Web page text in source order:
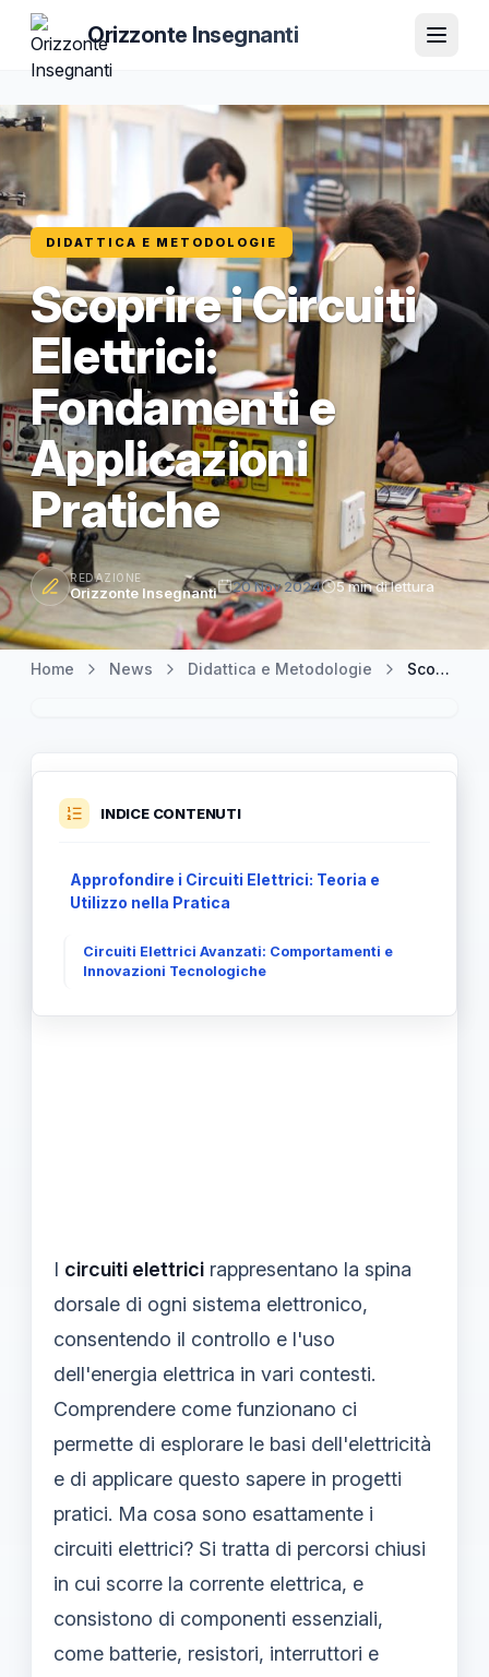
Orizzonte Insegnanti
DIDATTICA E METODOLOGIE
Scoprire i Circuiti
Elettrici:
Fondamenti e
Applicazioni
Pratiche
REDAZIONE
Orizzonte Insegnanti 20 Nov 2024 5 min di lettura
Home News Didattica e Metodologie Scoprire i Circuiti Elettrici: Fondamenti e Applicazioni Pratiche
INDICE CONTENUTI
Approfondire i Circuiti Elettrici: Teoria e
Utilizzo nella Pratica
Circuiti Elettrici Avanzati: Comportamenti e
Innovazioni Tecnologiche
I circuiti elettrici rappresentano la spina
dorsale di ogni sistema elettronico,
consentendo il controllo e l'uso
dell'energia elettrica in vari contesti.
Comprendere come funzionano ci
permette di esplorare le basi dell'elettricità
e di applicare questo sapere in progetti
pratici. Ma cosa sono esattamente i
circuiti elettrici? Si tratta di percorsi chiusi
in cui scorre la corrente elettrica, e
consistono di componenti essenziali,
come batterie, resistori, interruttori e